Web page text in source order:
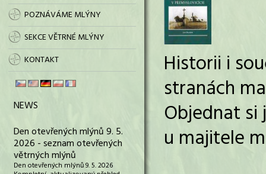
POZNÁVÁME MLÝNY
SEKCE VĚTRNÉ MLÝNY
KONTAKT
NEWS
Den otevřených mlýnů 9. 5.
2026 - seznam otevřených
větrných mlýnů
Den otevřených mlýnů 9. 5. 2026
Historii i
stranách
Objednat
u majitele